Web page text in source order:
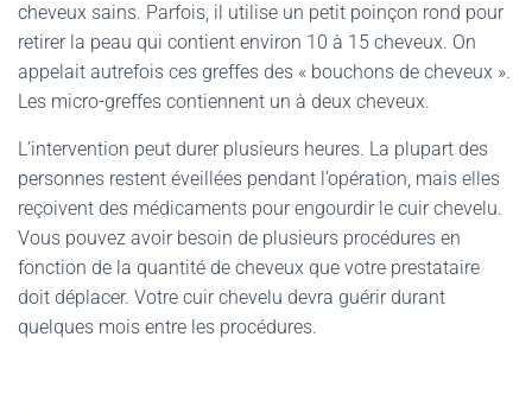
cheveux sains. Parfois, il utilise un petit poinçon rond pour
retirer la peau qui contient environ 10 à 15 cheveux. On
appelait autrefois ces greffes des « bouchons de cheveux ».
Les micro-greffes contiennent un à deux cheveux.
L’intervention peut durer plusieurs heures. La plupart des
personnes restent éveillées pendant l’opération, mais elles
reçoivent des médicaments pour engourdir le cuir chevelu.
Vous pouvez avoir besoin de plusieurs procédures en
fonction de la quantité de cheveux que votre prestataire
doit déplacer. Votre cuir chevelu devra guérir durant
quelques mois entre les procédures.